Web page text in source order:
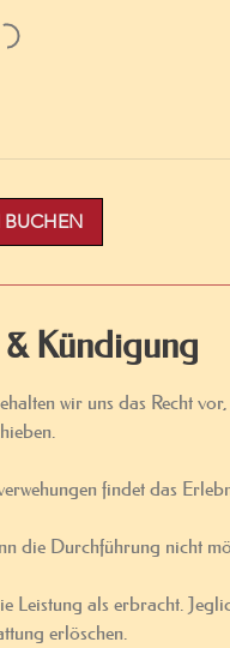
BUCHEN
Kündigung
wir uns das Recht
findet das
die Durchführung nicht
Leistung als erbracht.
erlöschen.